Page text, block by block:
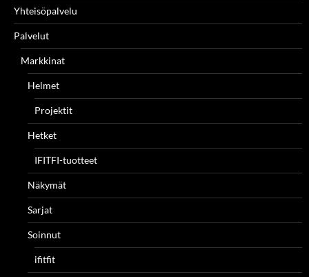
Yhteisöpalvelu
Palvelut
Markkinat
Helmet
Projektit
Hetket
IFITFI-tuotteet
Näkymät
Sarjat
Soinnut
ifitfit